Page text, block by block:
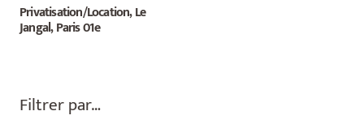
Privatisation/Location, Le
Jangal, Paris 01e
Filtrer par…